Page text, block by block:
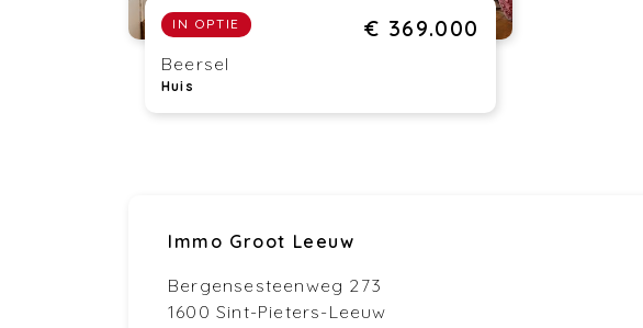
IN OPTIE € 369.000
Beersel
Huis
Immo Groot Leeuw
Bergensesteenweg 273
1600 Sint-Pieters-Leeuw